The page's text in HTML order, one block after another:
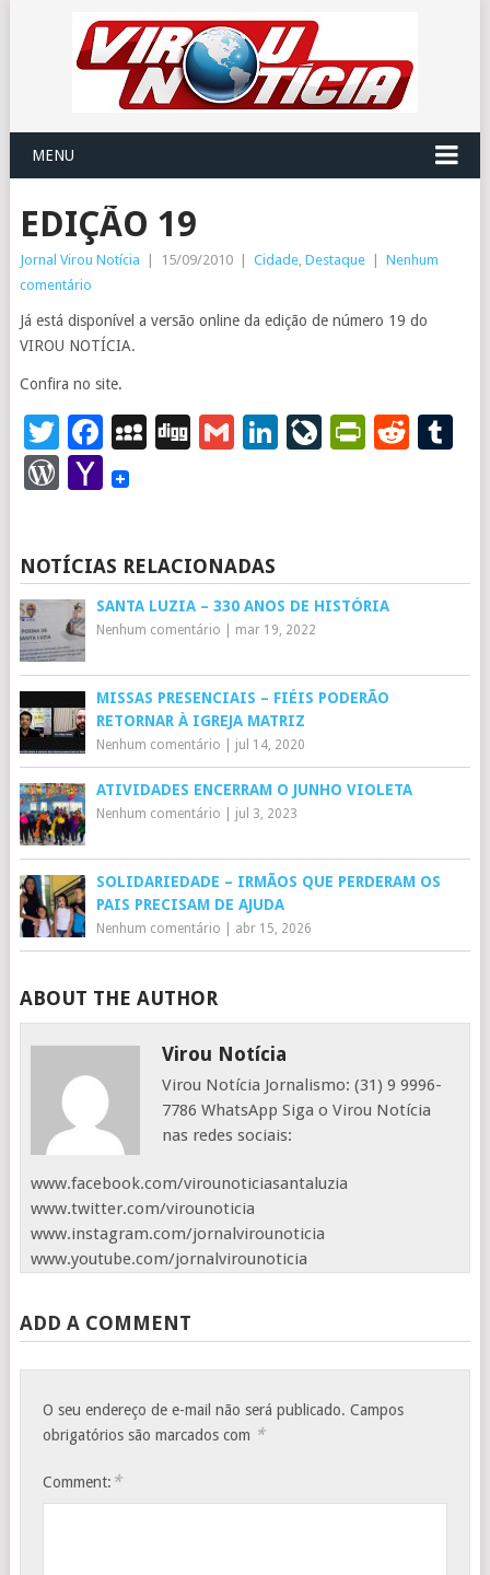
MENU
EDIÇÃO 19
Jornal Virou Notícia 15/09/2010 Cidade, Destaque
Nenhum
comentário
Já está disponível a versão online da edição de número 19 do
VIROU NOTÍCIA.
Confira no site.
Twitter
Facebook
MySpace
DiggGmailLinkedIn
WordPress
Yahoo
NOTÍCIAS RELACIONADAS
SANTA LUZIA – 330 ANOS DE HISTÓRIA
Nenhum comentário mar 19, 2022
MISSAS PRESENCIAIS – FIÉIS PODERÃO
RETORNAR À IGREJA MATRIZ
Nenhum comentário jul 14, 2020
ATIVIDADES ENCERRAM O JUNHO VIOLETA
Nenhum comentário jul 3, 2023
SOLIDARIEDADE – IRMÃOS QUE PERDERAM OS
PAIS PRECISAM DE AJUDA
Nenhum comentário abr 15, 2026
ABOUT THE AUTHOR
Virou Notícia
Virou Notícia Jornalismo: (31) 9 9996-
7786 WhatsApp Siga o Virou Notícia
nas redes sociais:
www.facebook.com/virounoticiasantaluzia
www.twitter.com/virounoticia
www.instagram.com/jornalvirounoticia
www.youtube.com/jornalvirounoticia
ADD A COMMENT
O seu endereço de e-mail não será publicado. Campos
obrigatórios são marcados com *
Comment: *